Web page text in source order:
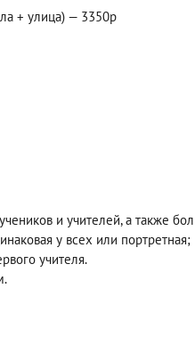
+ улица) — 3350р
и учителей, а также
у всех или портретная;
учителя.